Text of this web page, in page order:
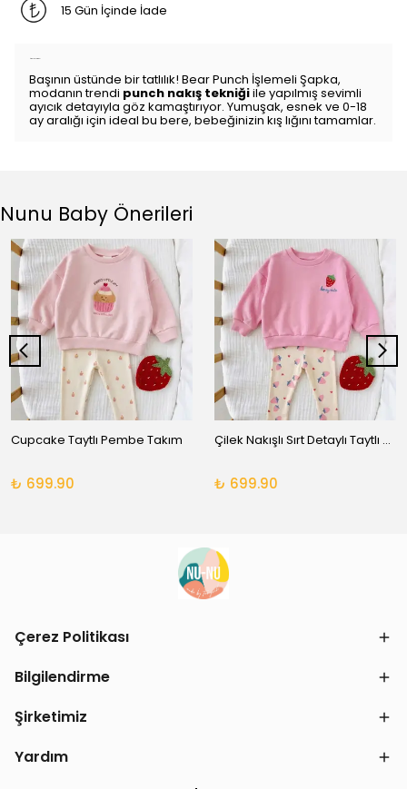
15 Gün İçinde İade
Başının üstünde bir tatlılık! Bear Punch İşlemeli Şapka,
modanın trendi punch nakış tekniğiile yapılmış sevimli
ayıcık detayıyla göz kamaştırıyor. Yumuşak, esnek ve 0-18
ay aralığı için ideal bu bere, bebeğinizin kış lığını tamamlar.
Nunu Baby Önerileri
Cupcake Taytlı Pembe Takım
₺ 699.90
Çilek Nakışlı Sırt Detaylı Taytlı Takım
₺ 699.90
Çerez Politikası
Bilgilendirme
Şirketimiz
Yardım